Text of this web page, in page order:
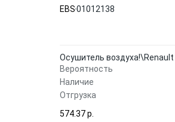
EBS01012138
Осушитель
Вероятность
Наличие
Отгрузка
574.37 p.